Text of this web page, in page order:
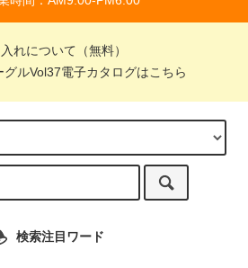
れについて（無料）
グルVol37電子カタログはこちら
検索注目ワード